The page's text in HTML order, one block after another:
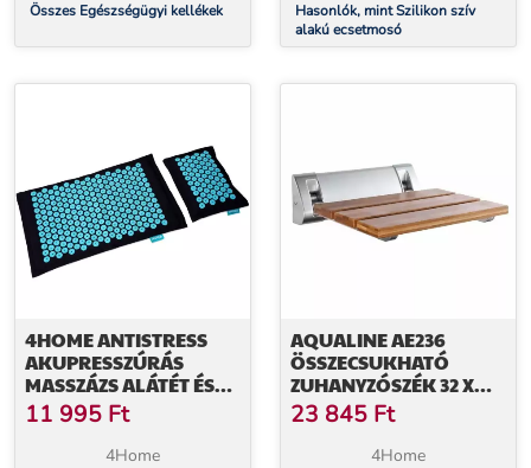
Összes Egészségügyi kellékek
Hasonlók, mint Szilikon szív
alakú ecsetmosó
4HOME ANTISTRESS
AKUPRESSZÚRÁS
MASSZÁZS ALÁTÉT ÉS
PÁRNA
11 995 Ft
4Home
AQUALINE AE236
ÖSSZECSUKHATÓ
ZUHANYZÓSZÉK 32 X
32,5 CM, BAMBUSZ
23 845 Ft
4Home